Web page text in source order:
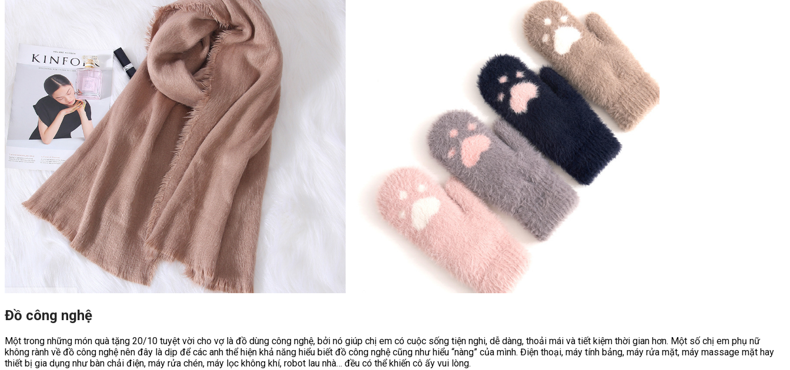
Đồ công nghệ
Một trong những món quà tặng 20/10 tuyệt vời cho vợ là đồ dùng công nghệ, bởi nó giúp chị em có cuộc sống tiện nghi, dễ dàng, thoải mái và tiết kiệm thời gian hơn. Một số chị em phụ nữ
không rành về đồ công nghệ nên đây là dịp để các anh thể hiện khả năng hiểu biết đồ công nghệ cũng như hiểu “nàng” của mình. Điện thoại, máy tính bảng, máy rửa mặt, máy massage mặt hay
thiết bị gia dụng như bàn chải điện, máy rửa chén, máy lọc không khí, robot lau nhà… đều có thể khiến cô ấy vui lòng.